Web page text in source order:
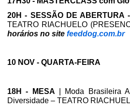
20H - SESSÃO DE ABERTURA
TEATRO RIACHUELO
horários no site feeddog.com.br
10 NOV - QUARTA-FEIRA
18H - MESA | Moda Brasileira
Diversidade – TEATRO